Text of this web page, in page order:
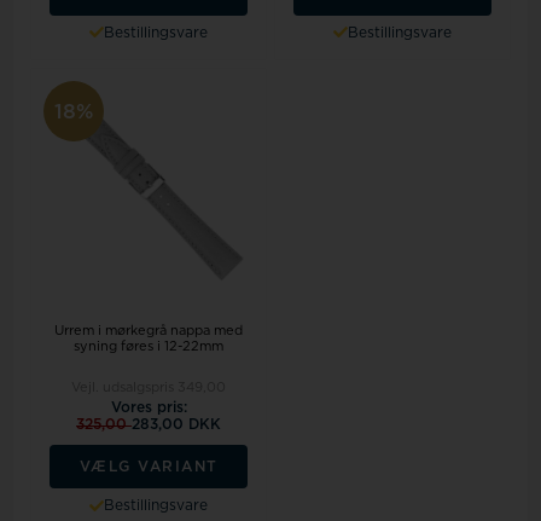
Bestillingsvare Bestillingsvare
18%
Urrem i mørkegrå nappa med
syning føres i 12-22mm
Vores pris:
325,00283,00 DKK
VÆLG VARIANT
Bestillingsvare